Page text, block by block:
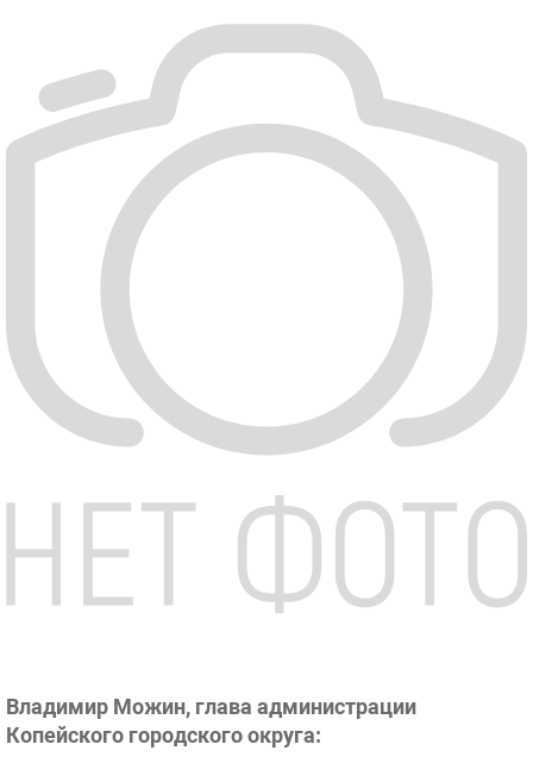
Владимир Можин, глава администрации
Копейского городского округа: